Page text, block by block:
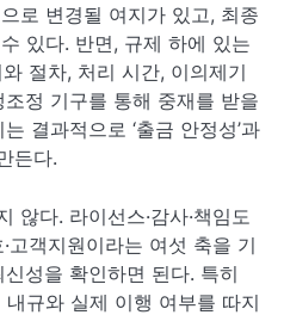
로 변경될 여지가 있고, 최종
있다. 반면, 규제 하에 있는
절차, 처리 시간, 이의제기
정 기구를 통해 중재를 받을
결과적으로 ‘출금 안정성’과
든다.
않다. 라이선스·감사·책임도
고객지원이라는 여섯 축을 기
성을 확인하면 된다. 특히
규와 실제 이행 여부를 따지